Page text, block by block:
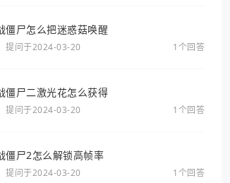
僵尸怎么把迷惑菇唤醒
提问于2024-03-20 1个回答
僵尸二激光花怎么获得
提问于2024-03-20 1个回答
僵尸2怎么解锁高帧率
提问于2024-03-20 1个回答